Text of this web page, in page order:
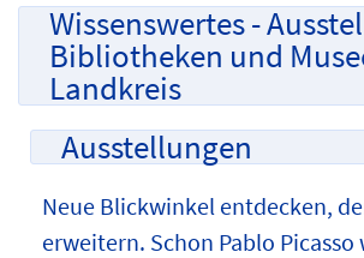
Wissenswertes -
Bibliotheken und
Landkreis
Ausstellungen
Neue Blickwinkel entdecken,
erweitern. Schon Pablo Picasso